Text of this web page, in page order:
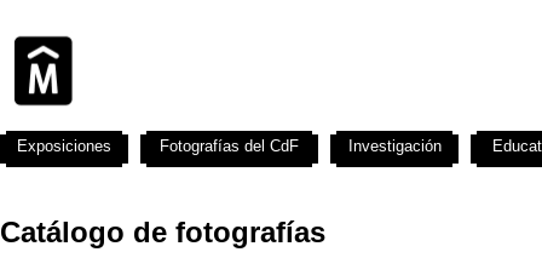
Catálogo de fotografías
Exposiciones Fotografías del CdF Investigación